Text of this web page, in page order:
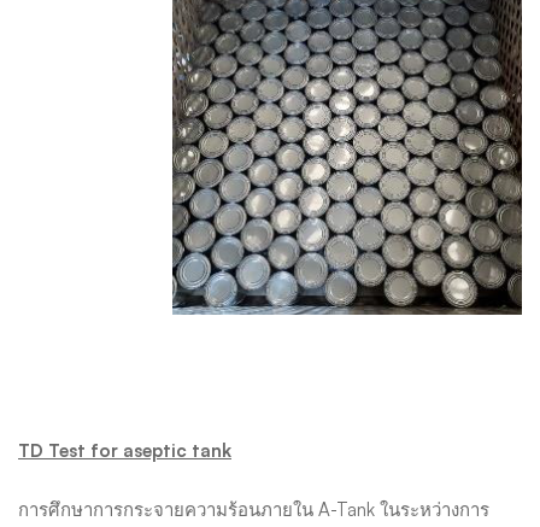
TD Test for aseptic tank
การศึกษาการกระจายความร้อนภายใน A-Tank ในระหว่างการ